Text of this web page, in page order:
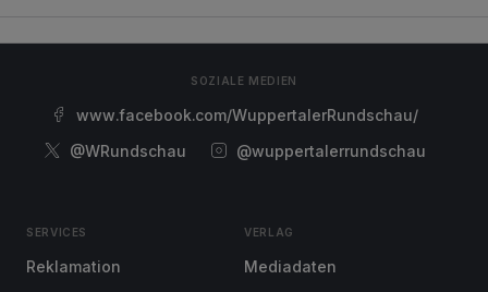
SOZIALE MEDIEN
www.facebook.com/WuppertalerRundschau/
@WRundschau
@wuppertalerrundschau
SERVICES
Reklamation
VERLAG
Mediadaten